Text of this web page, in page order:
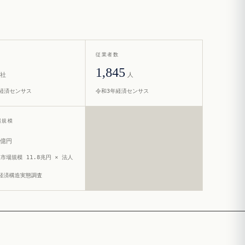
社
済センサス
従業者数
1,845 人
令和3年経済センサス
規模
億円
市場規模 11.8兆円 × 法人
済構造実態調査